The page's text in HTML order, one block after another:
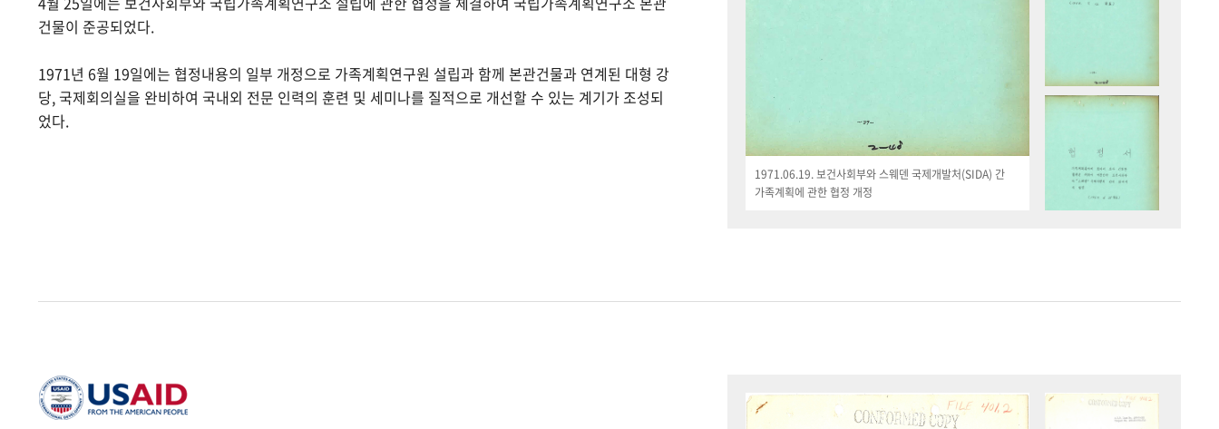
건물이 준공되었다.
1971년 6월 19일에는 협정내용의 일부 개정으로 가족계획연구원 설립과 함께 본관건물과 연계된 대형 강
당, 국제회의실을 완비하여 국내외 전문 인력의 훈련 및 세미나를 질적으로 개선할 수 있는 계기가 조성되
었다.
1971.06.19. 보건사회부와 스웨덴 국제개발처(SIDA) 간
가족계획에 관한 협정 개정